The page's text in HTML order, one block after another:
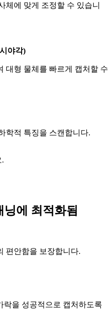
체에 맞게 조정할 수 있습니
야각)
대형 물체를 빠르게 캡처할 수
학적 특징을 스캔합니다.
.
닝에 최적화됨
편안함을 보장합니다.
락을 성공적으로 캡처하도록